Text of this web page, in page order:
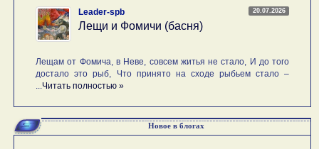
20.07.2026
Leader-spb
Лещи и Фомичи (басня)
Лещам от Фомича, в Неве, совсем житья не стало, И до того
достало это рыб, Что принято на сходе рыбьем стало –
...Читать полностью »
Новое в блогах